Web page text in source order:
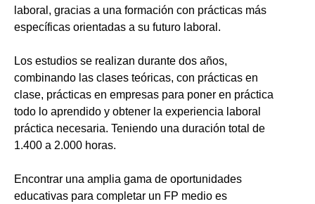
laboral, gracias a una formación con prácticas más
específicas orientadas a su futuro laboral.
Los estudios se realizan durante dos años,
combinando las clases teóricas, con prácticas en
clase, prácticas en empresas para poner en práctica
todo lo aprendido y obtener la experiencia laboral
práctica necesaria. Teniendo una duración total de
1.400 a 2.000 horas.
Encontrar una amplia gama de oportunidades
educativas para completar un FP medio es